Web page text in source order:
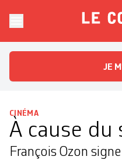
Le
JE
CINÉMA
À cause du
François Ozon